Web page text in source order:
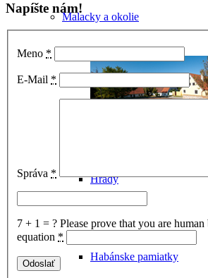
Malacky a okolie
Hrady
Habánske pamiatky
Napíšte nám!
Meno *
E-Mail *
Správa *
7 + 1 = ? Please prove that you are
equation *